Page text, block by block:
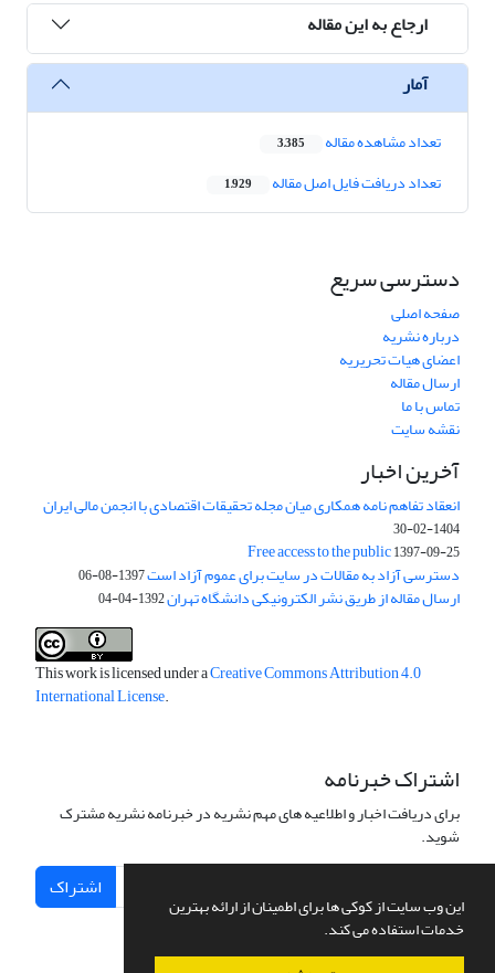
این وب سایت از کوکی ها برای اطمینان از ارائه بهترین
خدمات استفاده می کند.
ارجاع به این مقاله
آمار
تعداد مشاهده مقاله 3,385
تعداد دریافت فایل اصل مقاله 1,929
دسترسی سریع
صفحه اصلی
درباره نشریه
اعضای هیات تحریریه
ارسال مقاله
تماس با ما
نقشه سایت
آخرین اخبار
انعقاد تفاهم نامه همکاری میان مجله تحقیقات اقتصادی با انجمن مالی ایران
1404-02-30
Free access to the public1397-09-25
دسترسی آزاد به مقالات در سایت برای عموم آزاد است1397-08-06
ارسال مقاله از طریق نشر الکترونیکی دانشگاه تهران1392-04-04
This work is licensed under aCreative Commons Attribution 4.0
International License.
اشتراک خبرنامه
برای دریافت اخبار و اطلاعیه های مهم نشریه در خبرنامه نشریه مشترک
شوید.
اشتراک